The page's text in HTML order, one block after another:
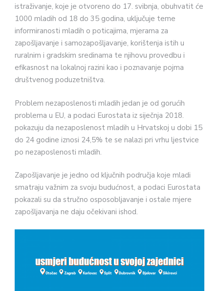
istraživanje, koje je otvoreno do 17. svibnja, obuhvatit će
1000 mladih od 18 do 35 godina, uključuje teme
informiranosti mladih o poticajima, mjerama za
zapošljavanje i samozapošljavanje, korištenja istih u
ruralnim i gradskim sredinama te njihovu provedbu i
efikasnost na lokalnoj razini kao i poznavanje pojma
društvenog poduzetništva.
Problem nezaposlenosti mladih jedan je od gorućih
problema u EU, a podaci Eurostata iz siječnja 2018.
pokazuju da nezaposlenost mladih u Hrvatskoj u dobi 15
do 24 godine iznosi 24,5% te se nalazi pri vrhu ljestvice
po nezaposlenosti mladih.
Zapošljavanje je jedno od ključnih područja koje mladi
smatraju važnim za svoju budućnost, a podaci Eurostata
pokazali su da stručno osposobljavanje i ostale mjere
zapošljavanja ne daju očekivani ishod.